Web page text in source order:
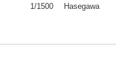
1/1500 Hasegawa